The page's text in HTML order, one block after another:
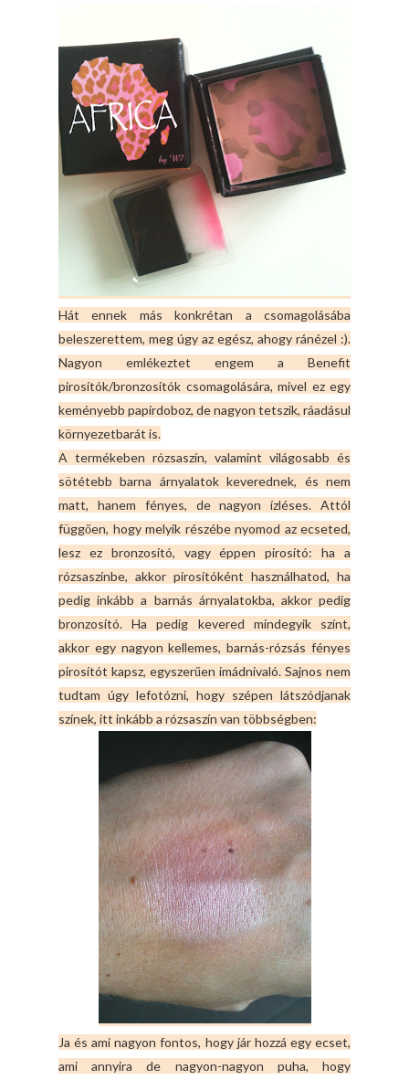
Hát ennek más konkrétan a csomagolásába
beleszerettem, meg úgy az egész, ahogy ránézel :).
Nagyon emlékeztet engem a Benefit
pirosítók/bronzosítók csomagolására, mivel ez egy
keményebb papírdoboz, de nagyon tetszik, ráadásul
környezetbarát is.
A termékeben rózsaszín, valamint világosabb és
sötétebb barna árnyalatok keverednek, és nem
matt, hanem fényes, de nagyon ízléses. Attól
függően, hogy melyik részébe nyomod az ecseted,
lesz ez bronzosító, vagy éppen pirosító: ha a
rózsaszínbe, akkor pirosítóként használhatod, ha
pedig inkább a barnás árnyalatokba, akkor pedig
bronzosító. Ha pedig kevered mindegyik színt,
akkor egy nagyon kellemes, barnás-rózsás fényes
pirosítót kapsz, egyszerűen imádnivaló. Sajnos nem
tudtam úgy lefotózni, hogy szépen látszódjanak
színek, itt inkább a rózsaszín van többségben:
Ja és ami nagyon fontos, hogy jár hozzá egy ecset,
ami annyira de nagyon-nagyon puha, hogy